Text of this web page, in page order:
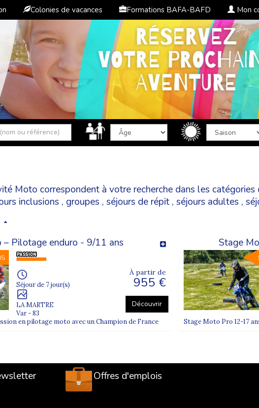
Colonies de vacances Formations BAFA-BAFD Mon
Moto correspondent à votre recherche dans les catégories
inclusions , groupes , séjours de répit , séjours adultes ,
Pilotage enduro - 9/11 ans
Séjour de 7 jour(s)
LA MARTRE
Var - 83
À partir de
955 €
Découvrir
en pilotage moto avec un Champion de France
Stage
Stage Moto Pro 12-17
Offres d'emplois